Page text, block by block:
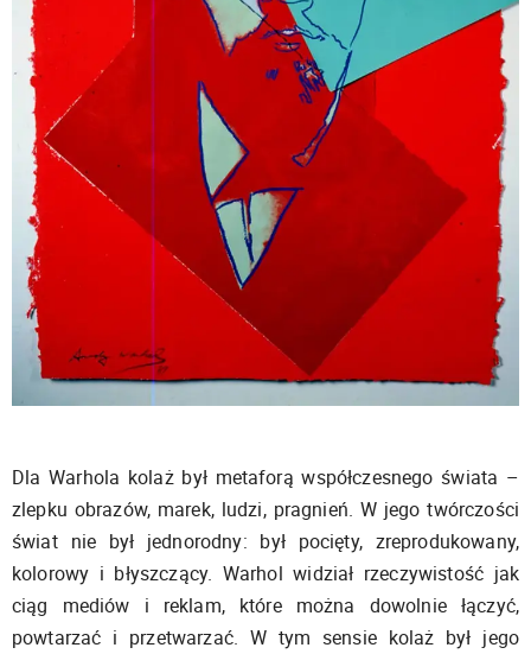
Dla Warhola kolaż był metaforą współczesnego świata –
zlepku obrazów, marek, ludzi, pragnień. W jego twórczości
świat nie był jednorodny: był pocięty, zreprodukowany,
kolorowy i błyszczący. Warhol widział rzeczywistość jak
ciąg mediów i reklam, które można dowolnie łączyć,
powtarzać i przetwarzać. W tym sensie kolaż był jego